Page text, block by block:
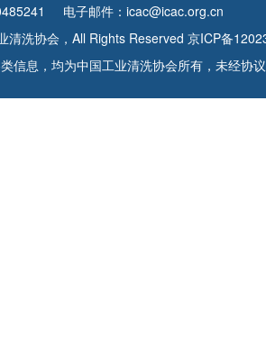
电子邮件：icac@icac.org.cn
清洗协会，All Rights Reserved 京ICP备
信息，均为中国工业清洗协会所有，未经协